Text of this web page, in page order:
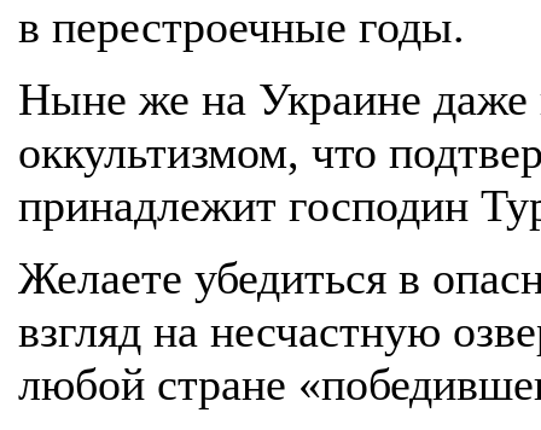
в перестроечные годы.
Ныне же на Украине даже
оккультизмом, что
принадлежит господин
Желаете убедиться в
взгляд на несчастную
любой стране